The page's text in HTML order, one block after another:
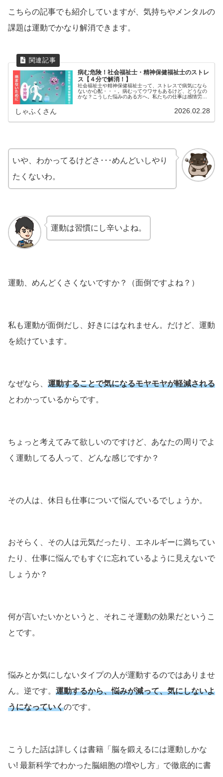
こちらの記事でも紹介していますが、気持ちやメンタルの
課題は運動でかなり解消できます。
病む危険！社会福祉士・精神保健福祉士のストレ
ス【４分で解消！】
社会福祉士や精神保健福祉士って、ストレスで病気になら
ないか心配・・・。病むってウワサもあるけど、どうなの
かな？こうした悩みのある方へ。私たちの仕事は感情労働
しゃふくさん 2026.02.28
いや、わかってるけどさ･･･めんどいしやり
たくないわ。
運動は習慣にし辛いよね。
運動、めんどくさくないですか？（面倒ですよね？）
私も運動が面倒だし、好きにはなれません。だけど、運動
を続けています。
なぜなら、 運動することで気になるモヤモヤが軽減される
とわかっているからです。
ちょっと考えてみて欲しいのですけど、あなたの周りでよ
く運動してる人って、どんな感じですか？
その人は、休日も仕事について悩んでいるでしょうか。
おそらく、その人は元気だったり、エネルギーに満ちてい
たり、仕事に悩んでもすぐに忘れているように見えないで
しょうか？
何が言いたいかというと、それこそ運動の効果だというこ
とです。
悩みとか気にしないタイプの人が運動するのではありませ
ん。逆です。 運動するから、悩みが減って、気にしないよ
うになっていくのです。
こうした話は詳しくは書籍「脳を鍛えるには運動しかな
い! 最新科学でわかった脳細胞の増やし方」で徹底的に書